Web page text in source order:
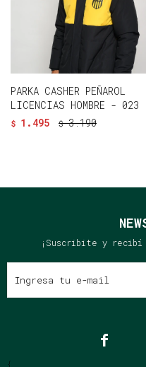
PARKA CASHER PEÑAROL
LICENCIAS HOMBRE - 023
$ 1.495 $ 3.190
¡Suscribite y recibí

{